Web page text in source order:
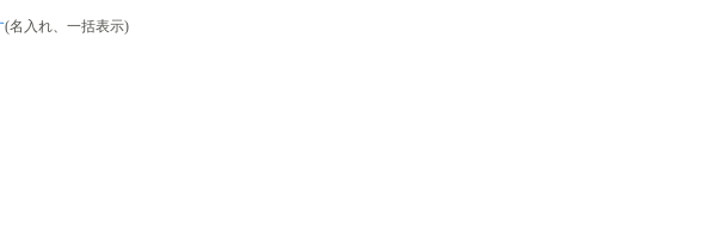
(名入れ、一括表示)